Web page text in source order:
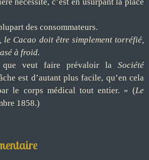
des consommateurs.
le Cacao doit être simplement torréfié,
à froid.
que veut faire prévaloir la Société
est d’autant plus facile, qu’en cela
le corps médical tout entier. » (Le
1858.)